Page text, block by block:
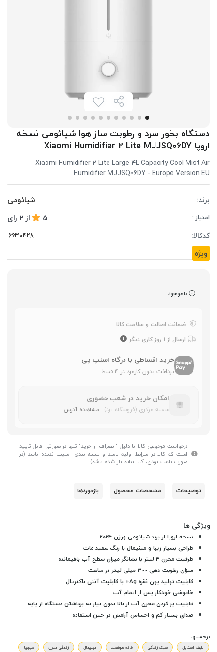
دستگاه بخور سرد و رطوبت ساز هوا شیائومی نسخه
اروپا Xiaomi Humidifier 2 Lite MJJSQ06DY
Xiaomi Humidifier 2 Lite Large 4L Capacity Cool Mist Air
Humidifier MJJSQ06DY - Europe Version EU
برند: شیائومی
امتیاز : 5 از 2 رای
کدکالا:
ویژه
ناموجود
ضمانت اصالت و سلامت کالا
ارسال از 1 روز کاری دیگر
خرید اقساطی با درگاه اسنپ پی
پرداخت بدون کارمزد در ۴ قسط
امکان خرید در شعب حضوری
شعبه مرکزی (فروشگاه یزد) مشاهده آدرس
درخواست مرجوعی کالا با دلیل "انصراف از خرید" تنها در صورتی قابل تایید
است که کالا در شرایط اولیه باشد و بسته بندی آسیب ندیده باشد (در
صورت پلمپ بودن، کالا نباید باز شده باشد).
توضیحات مشخصات محصول بازخوردها
ویژگی ها
نسخه اروپا از برند شیائومی ورژن 2024
طراحی بسیار زیبا و مینیمال با رنگ سفید مات
ظرفیت مخزن 4 لیتر با نشانگر میزان سطح آب باقیمانده
میزان رطوبت دهی 300 میلی لیتر در ساعت
قابلیت تولید یون نقره Ag+ با قابلیت آنتی باکتریال
خاموشی خودکار پس از اتمام آب
قابلیت پر کردن مخزن آب از بالا بدون نیاز به برداشتن دستگاه از پایه
صدای بسیار کم و احساس آرامش در حین استفاده
برچسبها :
لایف استایل سبک زندگی خانه هوشمند مینیمال زندگی مدرن میجیا